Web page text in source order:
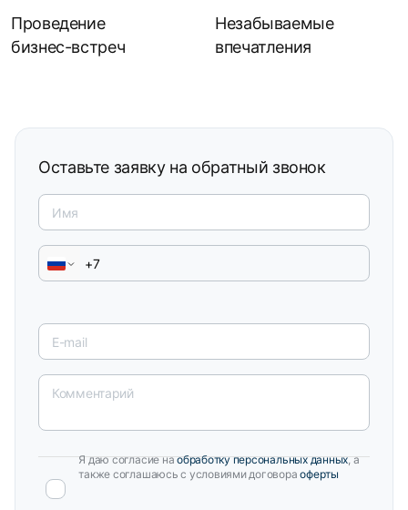
Проведение
бизнес-встреч
Незабываемые
впечатления
Оставьте заявкуна обратный звонок
Я даю согласие наобработку персональных данных, а
также соглашаюсь с условиями договораоферты